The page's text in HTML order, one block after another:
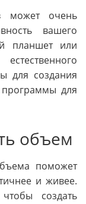
может очень
вашего
планшет или
для создания
для
объем
поможет
и живее.
создать